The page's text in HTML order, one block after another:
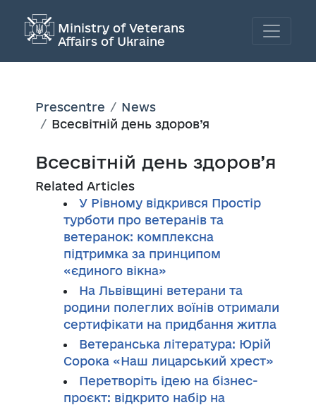
Ministry of Veterans
Affairs of Ukraine
Prescentre
News
Всесвітній день здоров’я
Всесвітній день здоров’я
Related Articles
У Рівному відкрився Простір
турботи про ветеранів та
ветеранок: комплексна
підтримка за принципом
«єдиного вікна»
На Львівщині ветерани та
родини полеглих воїнів отримали
сертифікати на придбання житла
Ветеранська література: Юрій
Сорока «Наш лицарський хрест»
Перетворіть ідею на бізнес-
проєкт: відкрито набір на